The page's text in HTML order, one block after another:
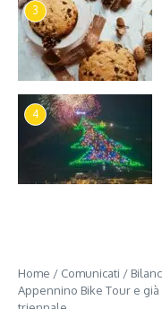
3
4
Home / Comunicati /
Appennino Bike Tour e